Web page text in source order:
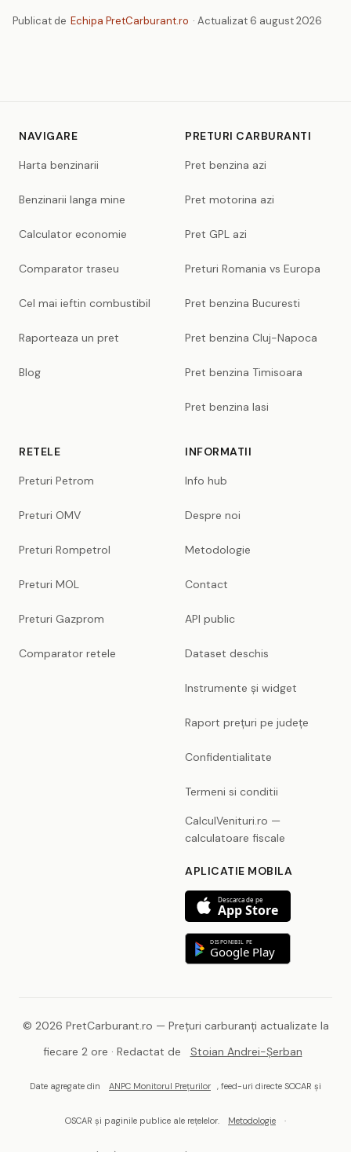
Publicat de Echipa PretCarburant.ro · Actualizat 6 august 2026
NAVIGARE
Harta benzinarii
Benzinarii langa mine
Calculator economie
Comparator traseu
Cel mai ieftin combustibil
Raporteaza un pret
Blog
PRETURI CARBURANTI
Pret benzina azi
Pret motorina azi
Pret GPL azi
Preturi Romania vs Europa
Pret benzina Bucuresti
Pret benzina Cluj-Napoca
Pret benzina Timisoara
Pret benzina Iasi
RETELE
Preturi Petrom
Preturi OMV
Preturi Rompetrol
Preturi MOL
Preturi Gazprom
Comparator retele
INFORMATII
Info hub
Despre noi
Metodologie
Contact
API public
Dataset deschis
Instrumente și widget
Raport prețuri pe județe
Confidentialitate
Termeni si conditii
CalculVenituri.ro —
calculatoare fiscale
APLICATIE MOBILA
Descarca de pe
App Store
DISPONIBIL PE
Google Play
© 2026 PretCarburant.ro — Prețuri carburanți actualizate la
fiecare 2 ore · Redactat de
Stoian Andrei-Șerban
Date agregate din ANPC Monitorul Prețurilor , feed-uri directe SOCAR și
OSCAR și paginile publice ale rețelelor. Metodologie ·